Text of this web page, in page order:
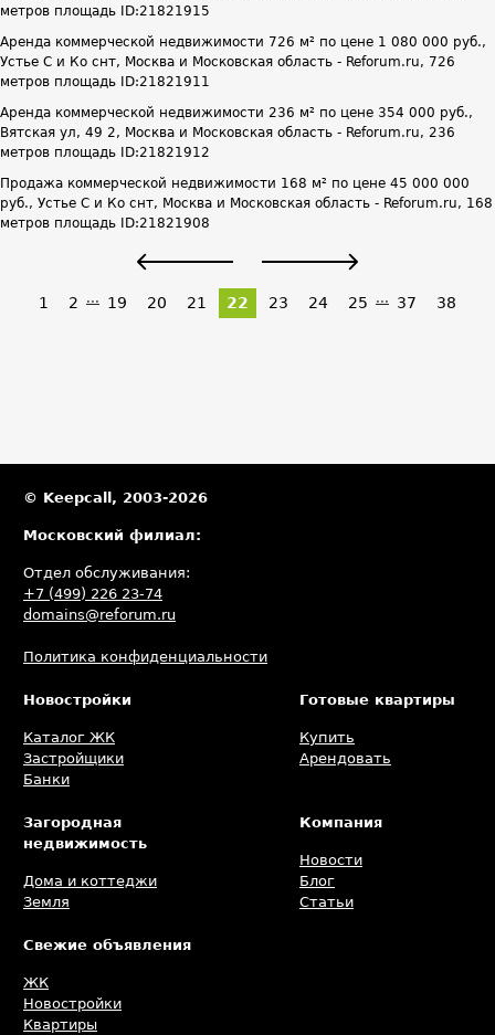
метров площадь ID:21821915
Аренда коммерческой недвижимости 726 м² по цене 1 080 000 руб.,
Устье С и Ко снт, Москва и Московская область - Reforum.ru, 726
метров площадь ID:21821911
Аренда коммерческой недвижимости 236 м² по цене 354 000 руб.,
Вятская ул, 49 2, Москва и Московская область - Reforum.ru, 236
метров площадь ID:21821912
Продажа коммерческой недвижимости 168 м² по цене 45 000 000
руб., Устье С и Ко снт, Москва и Московская область - Reforum.ru, 168
метров площадь ID:21821908
1 2 ... 19 20 21 22 23 24 25 ... 37 38
© Keepcall, 2003-2026
Московский филиал:
Отдел обслуживания:
+7 (499) 226 23-74
domains@reforum.ru
Политика конфиденциальности
Новостройки
Каталог ЖК
Застройщики
Банки
Готовые квартиры
Купить
Арендовать
Загородная
недвижимость
Дома и коттеджи
Земля
Компания
Новости
Блог
Статьи
Свежие объявления
ЖК
Новостройки
Квартиры